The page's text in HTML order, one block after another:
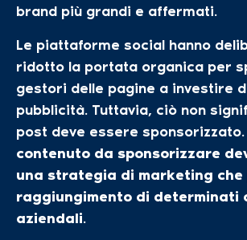
brand più grandi e affermati.
Le piattaforme social hanno
ridotto la portata organica per
gestori delle pagine a investire
pubblicità. Tuttavia, ciò non
post deve essere sponsorizzato.
contenuto da sponsorizzare
una strategia di marketing che
raggiungimento di determinati
aziendali.